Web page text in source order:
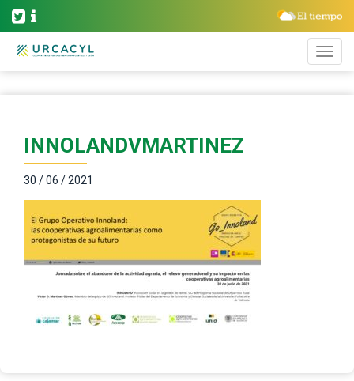
INNOLANDVMARTINEZ
30 / 06 / 2021